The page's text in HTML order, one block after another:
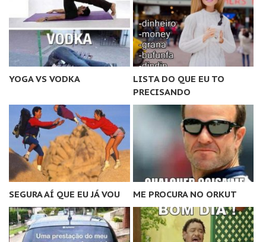
YOGA VS VODKA
LISTA DO QUE EU TO
PRECISANDO
SEGURA AÍ QUE EU JÁ VOU ME PROCURA NO ORKUT